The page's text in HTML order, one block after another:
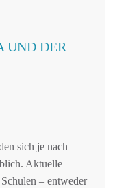
UND DER
sich je nach
Aktuelle
– entweder